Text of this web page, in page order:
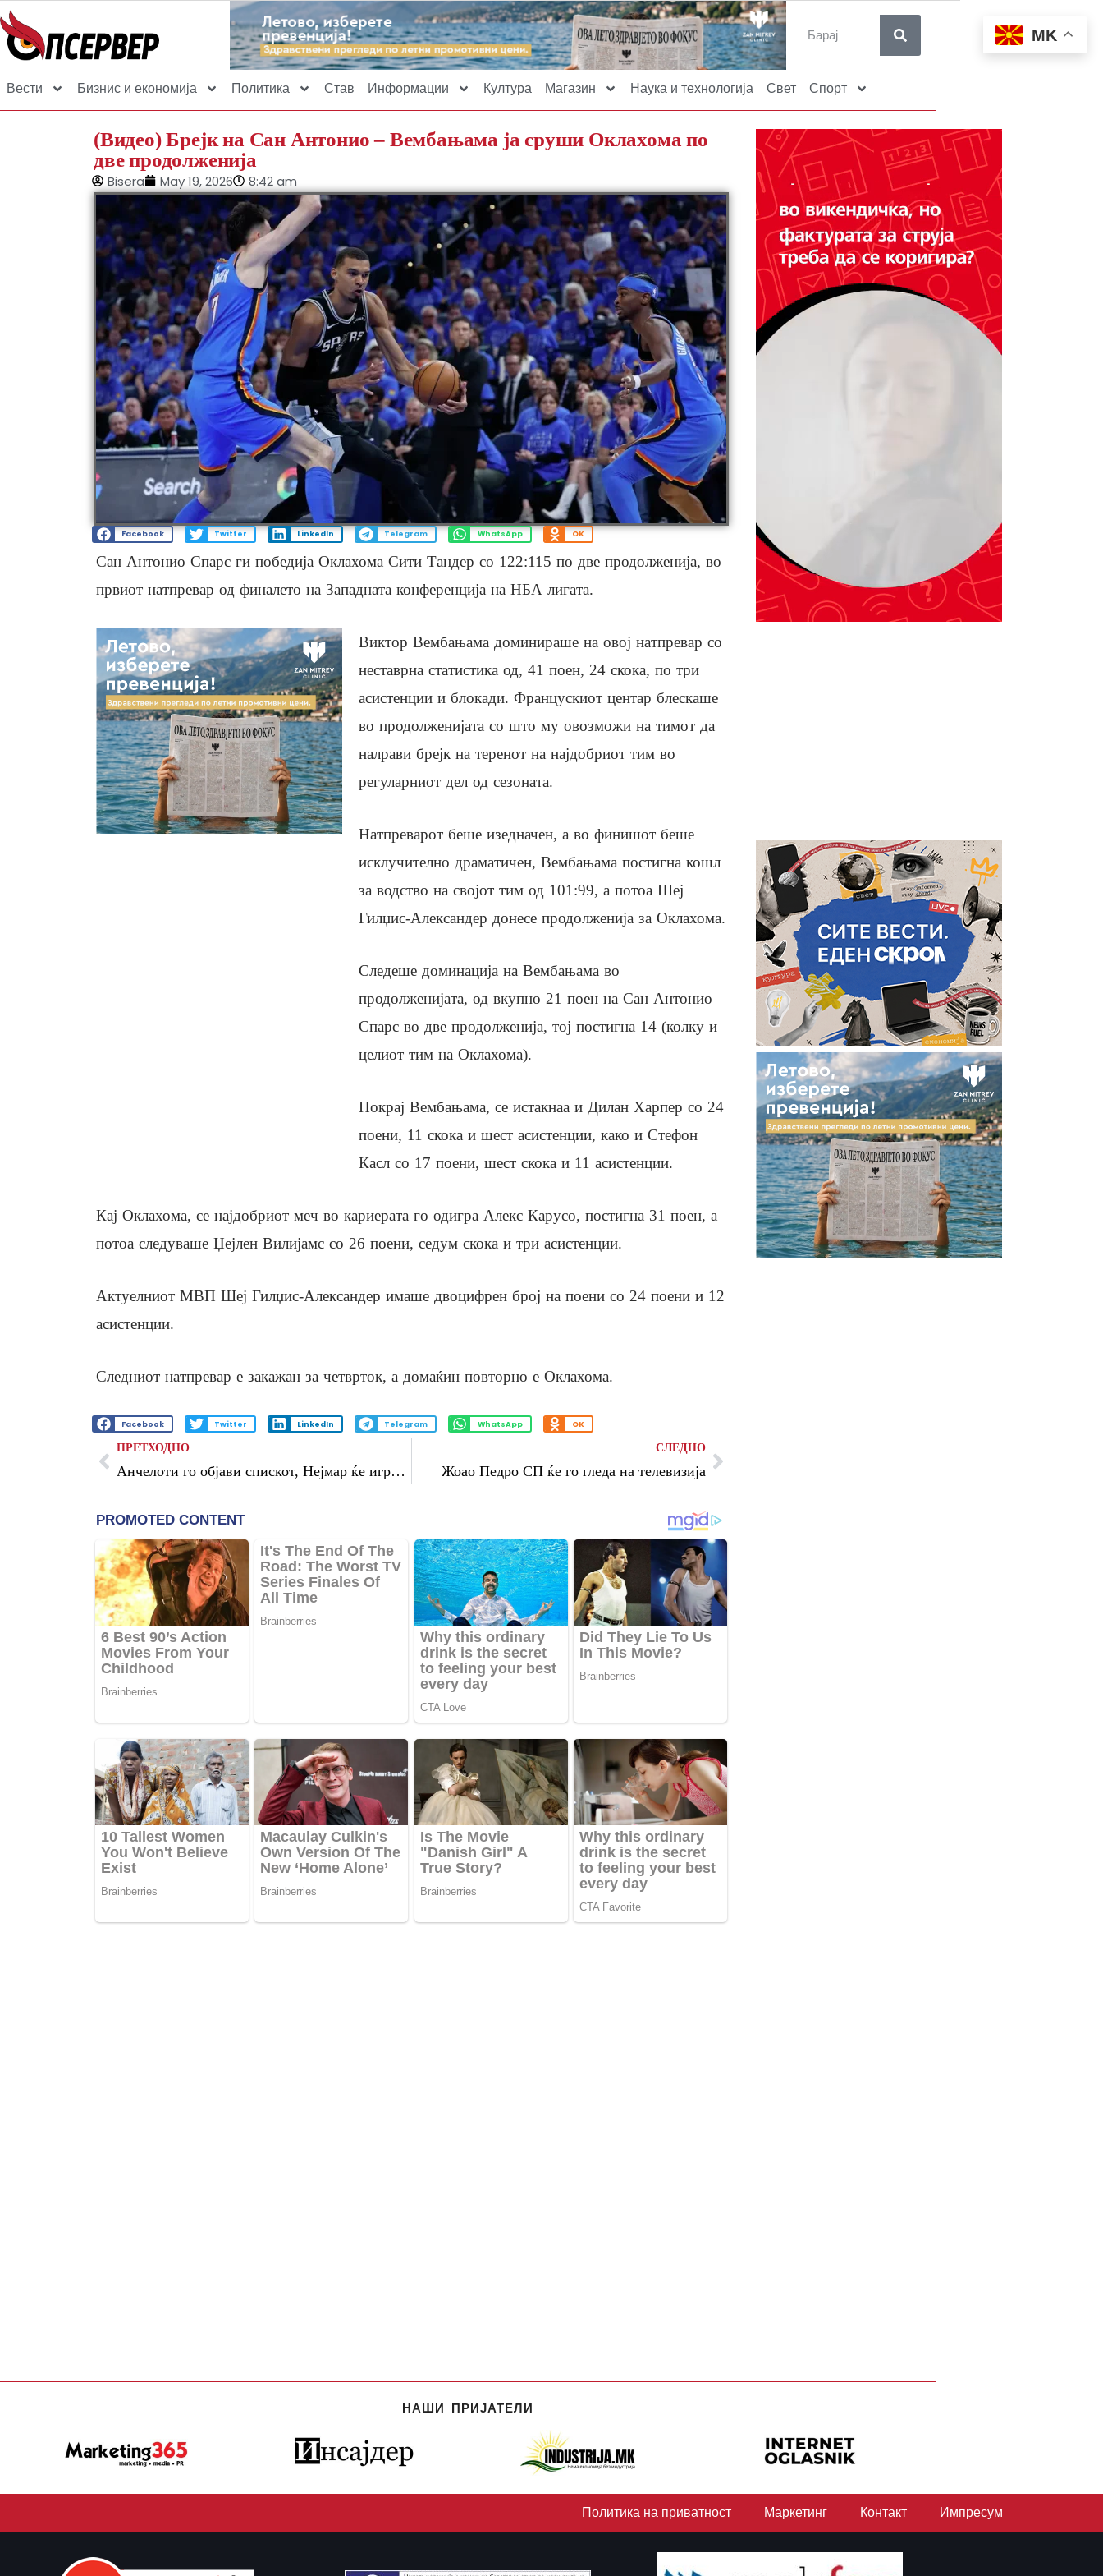
Вести Бизнис и економија Политика Став Информации Култура Магазин Наука и технологија Свет Спорт
(Видео) Брејк на Сан Антонио – Вембањама ја сруши Оклахома по
две продолженија
Bisera May 19, 2026 8:42 am
Facebook Twitter LinkedIn Telegram WhatsApp OK
Сан Антонио Спарс ги победија Оклахома Сити Тандер со 122:115 по две продолженија, во
првиот натпревар од финалето на Западната конференција на НБА лигата.
Виктор Вембањама доминираше на овој натпревар со
неставрна статистика од, 41 поен, 24 скока, по три
асистенции и блокади. Францускиот центар блескаше
во продолженијата со што му овозможи на тимот да
налрави брејк на теренот на најдобриот тим во
регуларниот дел од сезоната.
Натпреварот беше изедначен, а во финишот беше
исклучително драматичен, Вембањама постигна кошл
за водство на својот тим од 101:99, а потоа Шеј
Гилџис-Александер донесе продолженија за Оклахома.
Следеше доминација на Вембањама во
продолженијата, од вкупно 21 поен на Сан Антонио
Спарс во две продолженија, тој постигна 14 (колку и
целиот тим на Оклахома).
Покрај Вембањама, се истакнаа и Дилан Харпер со 24
поени, 11 скока и шест асистенции, како и Стефон
Касл со 17 поени, шест скока и 11 асистенции.
Кај Оклахома, се најдобриот меч во кариерата го одигра Алекс Карусо, постигна 31 поен, а
потоа следуваше Џејлен Вилијамс со 26 поени, седум скока и три асистенции.
Актуелниот МВП Шеј Гилџис-Александер имаше двоцифрен број на поени со 24 поени и 12
асистенции.
Следниот натпревар е закажан за четврток, а домаќин повторно е Оклахома.
Facebook Twitter LinkedIn Telegram WhatsApp OK
ПРЕТХОДНО
Анчелоти го објави спискот, Нејмар ќе игра на СП
СЛЕДНО
Жоао Педро СП ќе го гледа на телевизија
НАШИ ПРИЈАТЕЛИ
Политика на приватност Маркетинг Контакт Импресум
MK